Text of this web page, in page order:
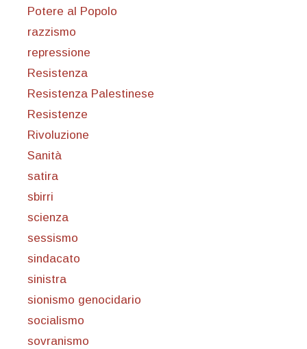
Potere al Popolo
razzismo
repressione
Resistenza
Resistenza Palestinese
Resistenze
Rivoluzione
Sanità
satira
sbirri
scienza
sessismo
sindacato
sinistra
sionismo genocidario
socialismo
sovranismo